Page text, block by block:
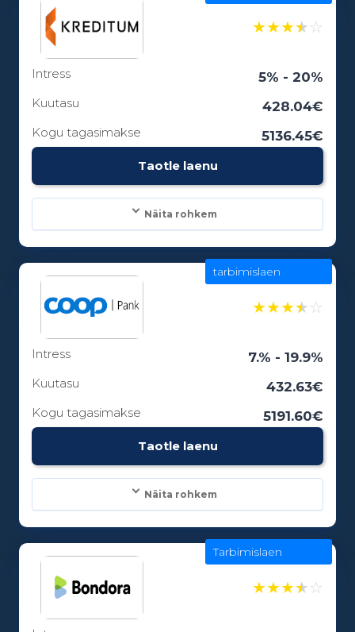
100 - 5000€
Laenuperiood:
★★★★☆
Intress 5% - 20%
Kuutasu 428.04€
Kogu tagasimakse 5136.45€
Taotle laenu
Näita rohkem
Laenuperiood:
★★★★☆
Intress 7.% - 19.9%
Kuutasu 432.63€
Kogu tagasimakse 5191.60€
Taotle laenu
tarbimislaen
Näita rohkem
★★★★☆
Tarbimislaen